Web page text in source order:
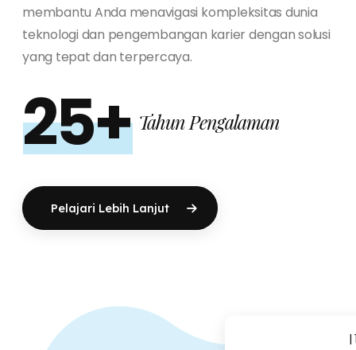
membantu Anda menavigasi kompleksitas dunia
teknologi dan pengembangan karier dengan solusi
yang tepat dan terpercaya.
25+ Tahun Pengalaman
Pelajari Lebih Lanjut
|